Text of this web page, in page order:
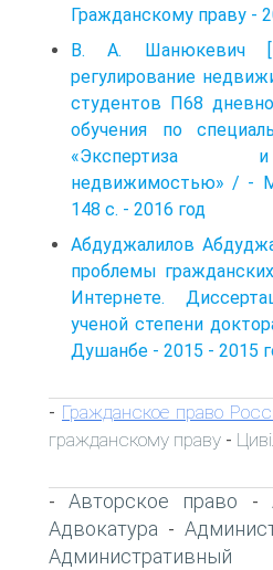
Гражданскому праву -
В. А. Шанюкевич
регулирование
студентов П68
обучения по
«Экспертиза
недвижимостью» / -
148 с. - 2016 год
Абдуджалилов
проблемы
Интернете.
ученой степени
Душанбе - 2015 - 2015
- Гражданское право
гражданскому праву -
-Авторское право -
Адвокатура -